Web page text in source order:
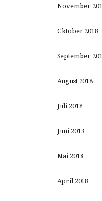
November
Oktober 2018
September
August 2018
Juli 2018
Juni 2018
Mai 2018
April 2018